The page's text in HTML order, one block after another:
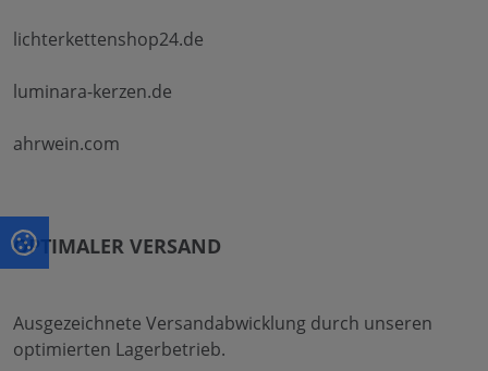
lichterkettenshop24.de
luminara-kerzen.de
ahrwein.com
OPTIMALER VERSAND
Ausgezeichnete Versandabwicklung durch unseren
optimierten Lagerbetrieb.